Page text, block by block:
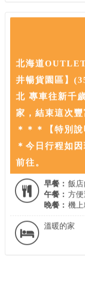
北海道
井暢貨園區】
北 專車往新千
家，結束這次豐
＊＊＊【特別
＊今日行程如
前往。
早餐： 飯店
午餐： 方便
晚餐： 機上
溫暖的家